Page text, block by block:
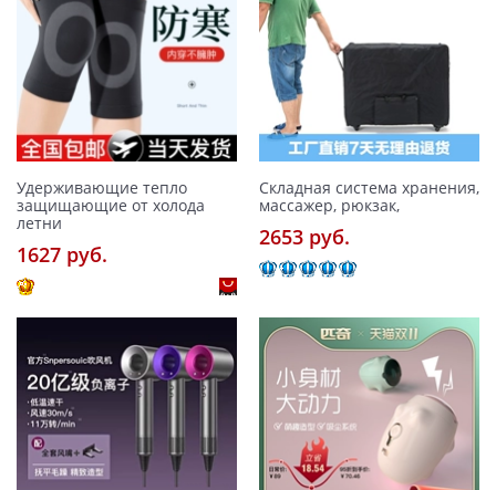
Удерживающие тепло
защищающие от холода
летни
1627 pуб.
Складная система хранения,
массажер, рюкзак,
2653 pуб.